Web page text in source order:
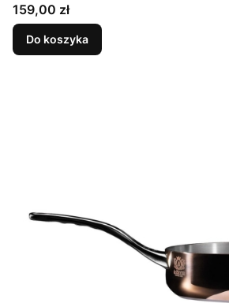
Cena
159,00 zł
Do koszyka